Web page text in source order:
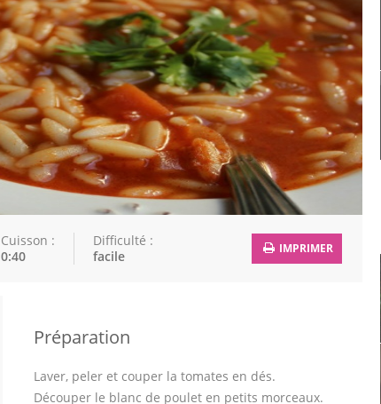
Cuisson :
0:40
Difficulté :
facile
IMPRIMER
Préparation
Laver, peler et couper la tomates en dés.
Découper le blanc de poulet en petits morceaux.